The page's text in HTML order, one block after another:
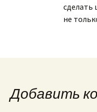
сделать
не
Добавить